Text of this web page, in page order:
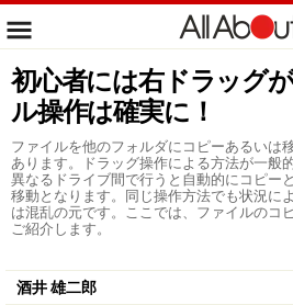
初心者には右ドラッグ
ル操作は確実に！
ファイルを他のフォルダにコピーあるいは
あります。ドラッグ操作による方法が一般
異なるドライブ間で行うと自動的にコピー
移動となります。同じ操作方法でも状況に
は混乱の元です。ここでは、ファイルのコ
ご紹介します。
酒井 雄二郎